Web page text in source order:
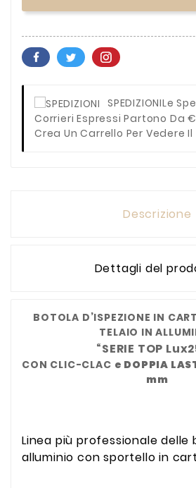
SPEDIZIONILe
Corrieri Espressi Partono Da
Crea Un Carrello Per Vedere
Descrizione
Dettagli del
BOTOLA D’ISPEZIONE IN
TELAIO IN
“SERIE TOP
CON CLIC-CLAC e DOPPIA
mm
Linea più professionale delle
alluminio con sportello in